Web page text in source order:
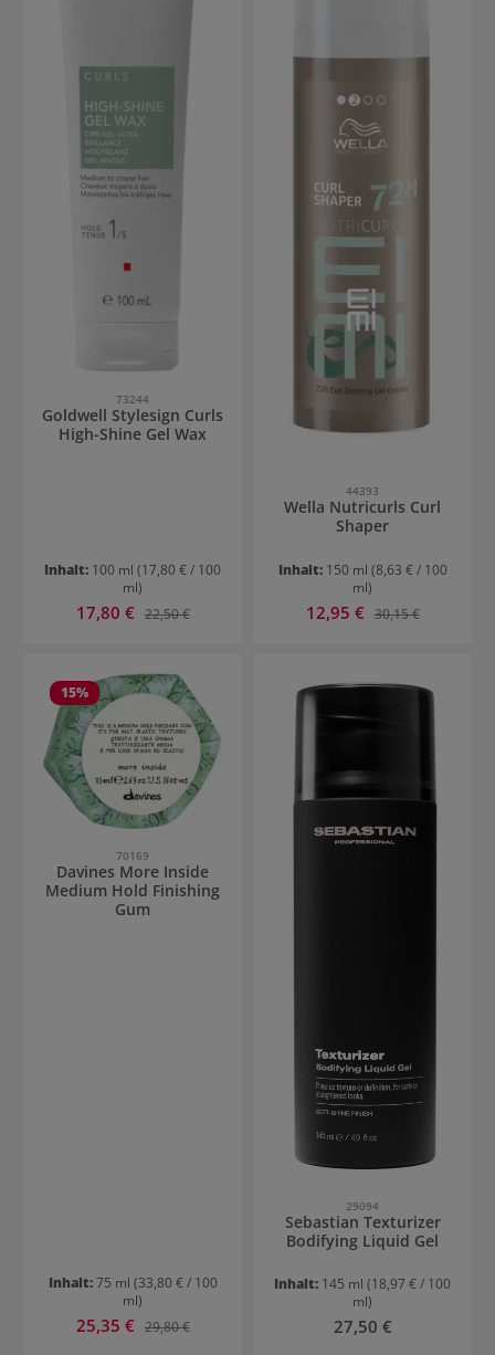
73244
Goldwell Stylesign Curls
High-Shine Gel Wax
Inhalt: 100 ml (17,80 € / 100
ml)
Verkaufspreis:
17,80 € Regulärer Preis:
22,50 €
44393
Wella Nutricurls Curl
Shaper
Inhalt: 150 ml (8,63 € / 100
ml)
Verkaufspreis:
12,95 € Regulärer Preis:
30,15 €
15%
70169
Davines More Inside
Medium Hold Finishing
Gum
Inhalt:75 ml (33,80 € / 100
ml)
Verkaufspreis:
25,35 € Regulärer Preis:
29,80 €
29094
Sebastian Texturizer
Bodifying Liquid Gel
Inhalt: 145 ml (18,97 € / 100
ml)
Regulärer Preis:
27,50 €